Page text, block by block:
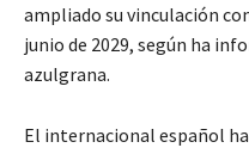
ampliado su vinculación
junio de 2029, según ha
azulgrana.
El internacional español